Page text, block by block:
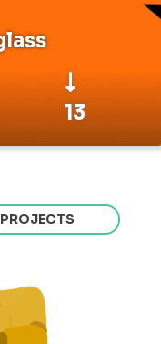
13
PROJECTS